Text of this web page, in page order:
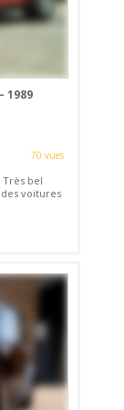
1989
70 vues
bel
voitures